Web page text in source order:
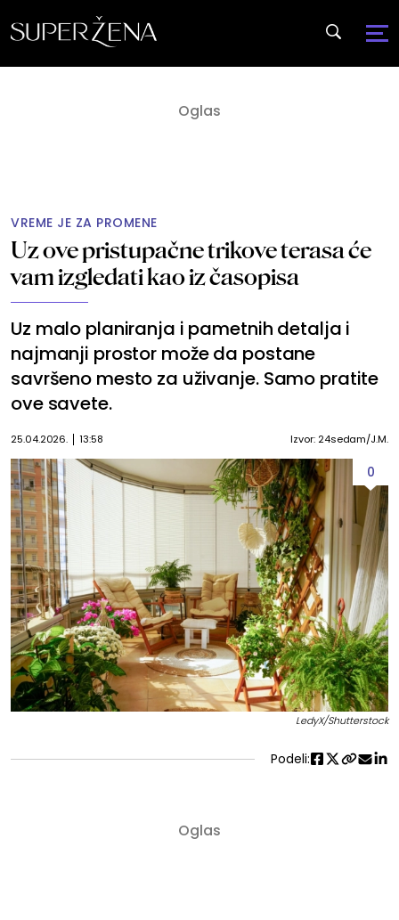
VREME JE ZA PROMENE
Uz ove pristupačne trikove terasa će
vam izgledati kao iz časopisa
Uz malo planiranja i pametnih detalja i
najmanji prostor može da postane
savršeno mesto za uživanje. Samo pratite
ove savete.
25.04.2026. 13:58 Izvor: 24sedam/J.M.
0
LedyX/Shutterstock
Podeli: